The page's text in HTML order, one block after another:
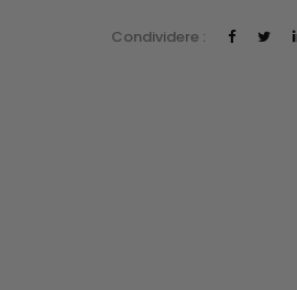
Condividere :